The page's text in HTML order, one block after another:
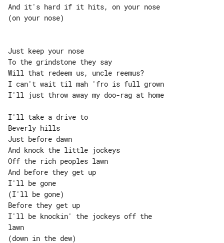
And it's hard if it hits, on your nose
(on your nose)
Just keep your nose
To the grindstone they say
Will that redeem us, uncle reemus?
I can't wait til mah 'fro is full grown
I'll just throw away my doo-rag at home
I'll take a drive to
Beverly hills
Just before dawn
And knock the little jockeys
Off the rich peoples lawn
And before they get up
I'll be gone
(I'll be gone)
Before they get up
I'll be knockin' the jockeys off the
lawn